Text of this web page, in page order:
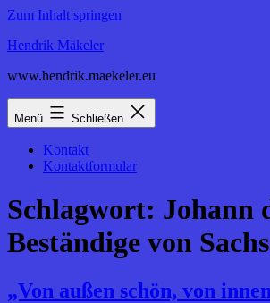
Zum Inhalt springen
Hendrik Mäkeler
www.hendrik.maekeler.eu
Menü Schließen
Kontakt
Kontaktformular
Schlagwort: Johann
Beständige von
„Von außen schön, von